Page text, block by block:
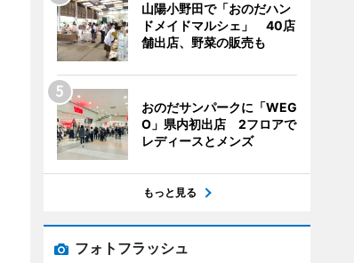
山陽小野田で「おのだハン
ドメイドマルシェ」 40店
舗出店、野菜の販売も
おのだサンパークに「WEG
O」県内初出店 2フロアで
レディースとメンズ
もっと見る
フォトフラッシュ